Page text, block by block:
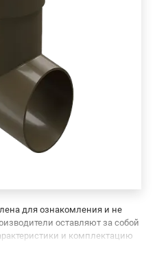
для ознакомления и не
оставляют за собой
и комплектацию
продавцов и потребителей.